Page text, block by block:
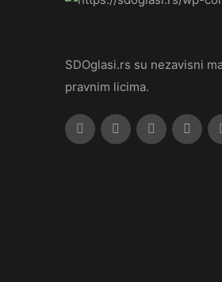
SDOglasi.rs su nezavisni
pravnim licima.